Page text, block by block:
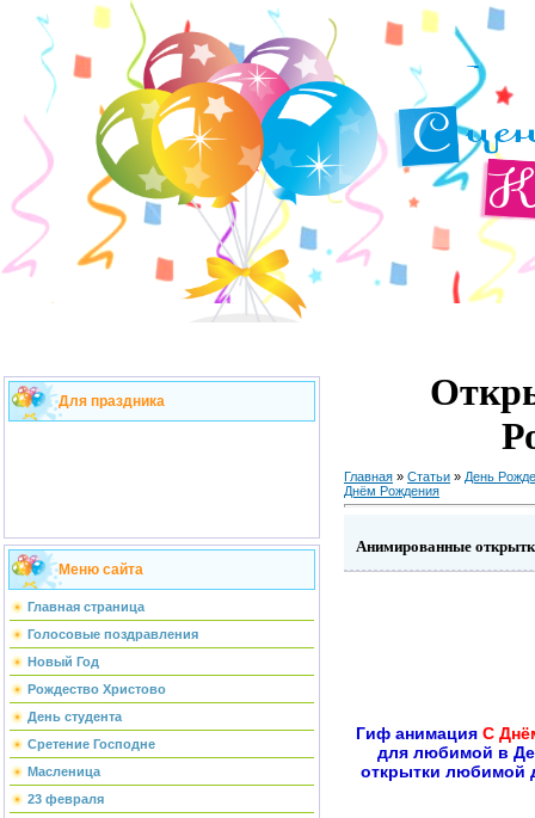
Для праздника
Меню сайта
Главная страница
Голосовые поздравления
Новый Год
Рождество Христово
День студента
Сретение Господне
Масленица
23 февраля
Главная » Статьи » День
Днём Рождения
Анимированные
Гиф анимация С
для любимой в
открытки любимой